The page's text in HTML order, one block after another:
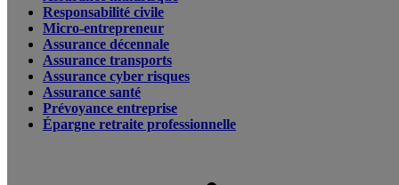
Responsabilité civile
Micro-entrepreneur
Assurance décennale
Assurance transports
Assurance cyber risques
Assurance santé
Prévoyance entreprise
Épargne retraite professionnelle